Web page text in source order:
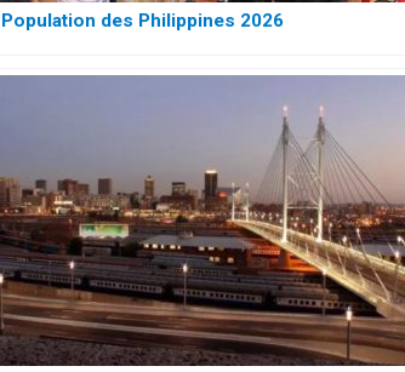
Population des Philippines 2026